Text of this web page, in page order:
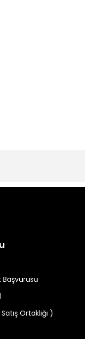
Başvurusu
Ortaklığı )